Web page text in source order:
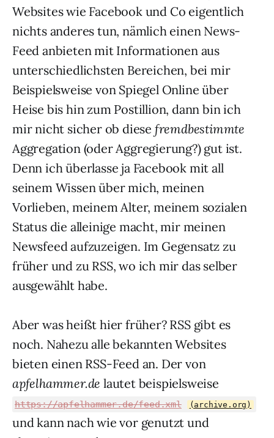
Websites wie Facebook und Co eigentlich
nichts anderes tun, nämlich einen News-
Feed anbieten mit Informationen aus
unterschiedlichsten Bereichen, bei mir
Beispielsweise von Spiegel Online über
Heise bis hin zum Postillion, dann bin ich
mir nicht sicher ob diese fremdbestimmte
Aggregation (oder Aggregierung?) gut ist.
Denn ich überlasse ja Facebook mit all
seinem Wissen über mich, meinen
Vorlieben, meinem Alter, meinem sozialen
Status die alleinige macht, mir meinen
Newsfeed aufzuzeigen. Im Gegensatz zu
früher und zu RSS, wo ich mir das selber
ausgewählt habe.
Aber was heißt hier früher? RSS gibt es
noch. Nahezu alle bekannten Websites
bieten einen RSS-Feed an. Der von
apfelhammer.de lautet beispielsweise
https://apfelhammer.de/feed.xml (archive.org)
und kann nach wie vor genutzt und